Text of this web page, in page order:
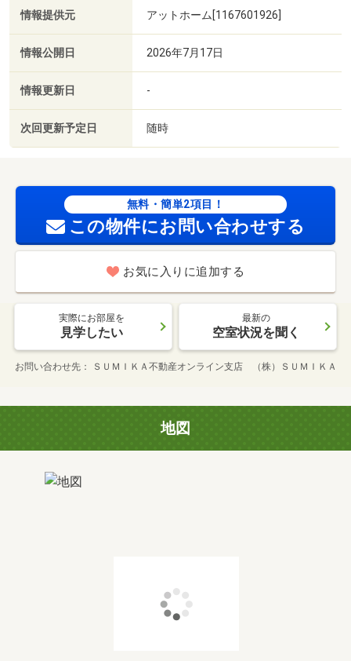
情報提供元 アットホーム[1167601926]
情報公開日 2026年7月17日
情報更新日 -
次回更新予定日 随時
無料・簡単2項目！
この物件にお問い合わせする
お気に入りに追加する
実際にお部屋を
見学したい
最新の
空室状況を聞く
お問い合わせ先 ＳＵＭＩＫＡ不動産オンライン支店 （株）ＳＵＭＩＫＡ
地図